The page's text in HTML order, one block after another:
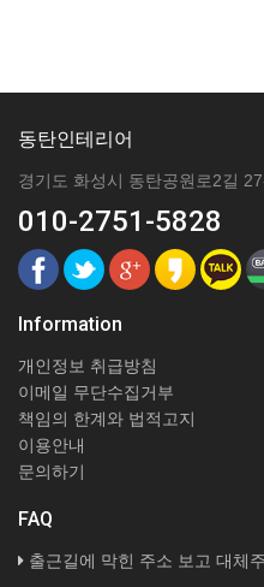
동탄인테리어
경기도 화성시 동탄공원로2길
010-2751-5828
Information
개인정보 취급방침
이메일 무단수집거부
책임의 한계와 법적고지
이용안내
문의하기
FAQ
출근길에 막힌 주소 보고 대체